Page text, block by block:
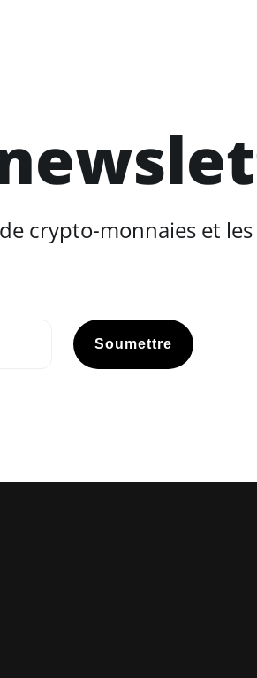
crypto-monnaies et
Soumettre